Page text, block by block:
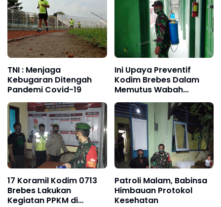
TNI : Menjaga
Kebugaran Ditengah
Pandemi Covid-19
Ini Upaya Preventif
Kodim Brebes Dalam
Memutus Wabah
Pandemi
17 Koramil Kodim 0713
Brebes Lakukan
Kegiatan PPKM di
Patroli Malam, Babinsa
Himbauan Protokol
Kesehatan